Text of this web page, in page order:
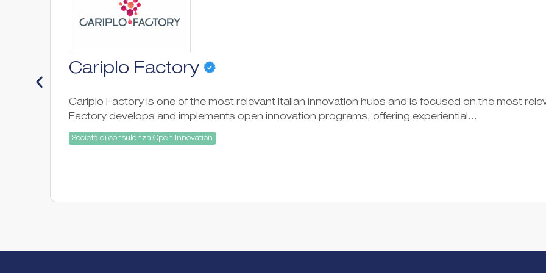
Cariplo Factory
Cariplo Factory is one of the most relevant Italian innovation hubs and is focused on the most
Factory develops and implements open innovation programs, offering experiential...
Società di consulenza Open Innovation